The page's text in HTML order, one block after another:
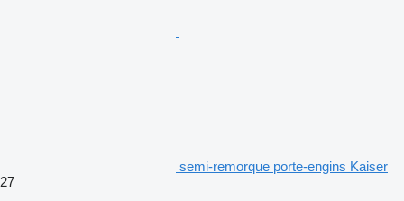
semi-remorque porte-engins Kaiser
27